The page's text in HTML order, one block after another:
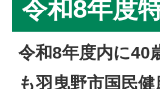
令和8年度
令和8年度内に40
も羽曳野市国民